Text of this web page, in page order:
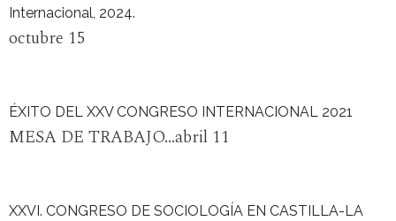
Internacional, 2024.
octubre 15
ÉXITO DEL XXV CONGRESO INTERNACIONAL 2021
MESA DE TRABAJO...abril 11
XXVI. CONGRESO DE SOCIOLOGÍA EN CASTILLA-LA